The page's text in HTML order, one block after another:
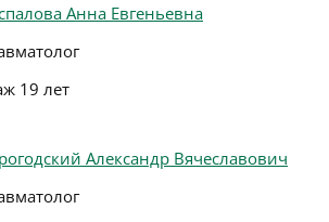
Анна Евгеньевна
19 лет
Александр Вячеславович